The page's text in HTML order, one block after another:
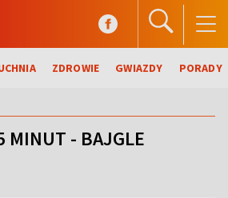
ZDROWIE GWIAZDY PORADY
MINUT - BAJGLE